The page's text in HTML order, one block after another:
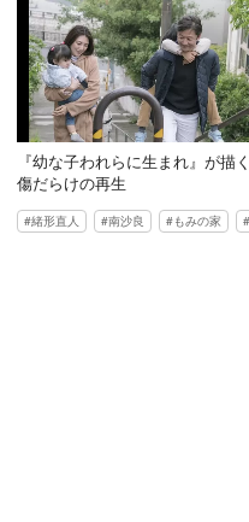
『幼な子われらに生まれ』が描く
傷だらけの再生
緒形直人 南沙良 もみの家